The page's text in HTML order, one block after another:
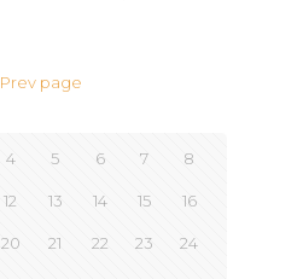
Prev page
4 5 6 7 8
12 13 14 15 16
20 21 22 23 24